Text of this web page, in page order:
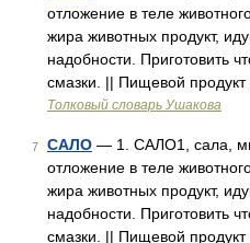
отложение в теле
жира животных продукт,
надобности. Приготовить
смазки. || Пищевой продукт
Толковый словарь Ушакова
7 САЛО — 1. САЛО1, сала,
отложение в теле
жира животных продукт,
надобности. Приготовить
смазки. || Пищевой продукт